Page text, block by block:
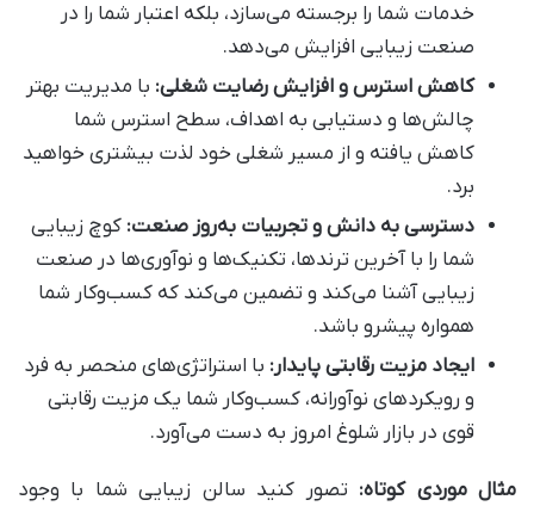
خدمات شما را برجسته می‌سازد، بلکه اعتبار شما را در
صنعت زیبایی افزایش می‌دهد.
کاهش استرس و افزایش رضایت شغلی: با مدیریت بهتر
چالش‌ها و دستیابی به اهداف، سطح استرس شما
کاهش یافته و از مسیر شغلی خود لذت بیشتری خواهید
برد.
دسترسی به دانش و تجربیات به‌روز صنعت: کوچ زیبایی
شما را با آخرین ترندها، تکنیک‌ها و نوآوری‌ها در صنعت
زیبایی آشنا می‌کند و تضمین می‌کند که کسب‌وکار شما
همواره پیشرو باشد.
ایجاد مزیت رقابتی پایدار: با استراتژی‌های منحصر به فرد
و رویکردهای نوآورانه، کسب‌وکار شما یک مزیت رقابتی
قوی در بازار شلوغ امروز به دست می‌آورد.
مثال موردی کوتاه: تصور کنید سالن زیبایی شما با وجود